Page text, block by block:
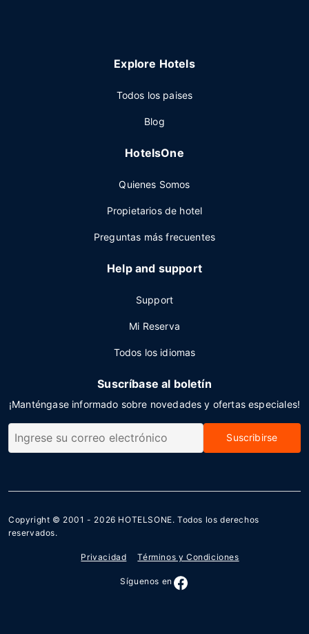
Explore Hotels
Todos los paises
Blog
HotelsOne
Quienes Somos
Propietarios de hotel
Preguntas más frecuentes
Help and support
Support
Mi Reserva
Todos los idiomas
Suscríbase al boletín
¡Manténgase informado sobre novedades y ofertas especiales!
Suscribirse
Copyright © 2001 - 2026 HOTELSONE. Todos los derechos
reservados.
Privacidad Términos y Condiciones
Síguenos en